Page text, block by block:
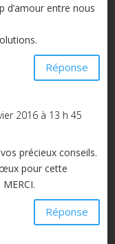
d’amour entre nous
Réponse
2016 à 13 h 45
précieux conseils.
pour cette
Réponse